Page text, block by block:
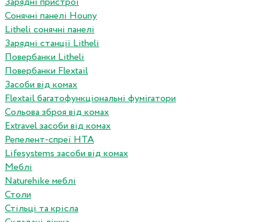
Сонячні панелі Houny
Litheli сонячні панелі
Зарядні станції Litheli
Повербанки Litheli
Повербанки Flextail
Засоби від комах
Flextail багатофункціональні фумігатори
Сольова зброя від комах
Extravel засоби від комах
Репелент-спреї HTA
Lifesystems засоби від комах
Меблі
Naturehike меблі
Столи
Стільці та крісла